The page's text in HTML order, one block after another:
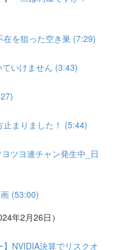
を狙った空き巣 (7:29)
いけません (3:43)
止まりました！ (5:44)
ツヨ連チャン発生中_日
(53:00)
年2月26日）
NVIDIA決算でリスクオ